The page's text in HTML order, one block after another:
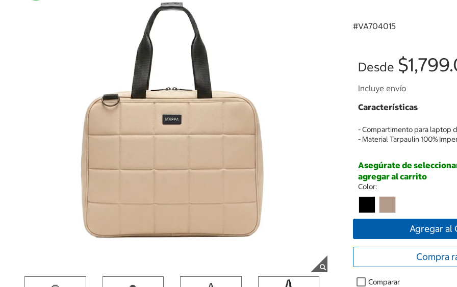
#VA704015
Desde
Incluye envío
Características
- Compartimento para laptop
- Material Tarpaulin 100%
Asegúrate de
agregar al carrito
Color:
Agregar al
Compra
Comparar